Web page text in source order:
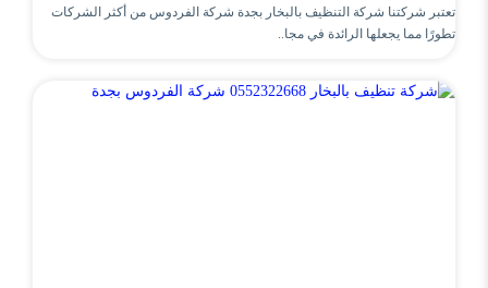
تعتبر شركتنا شركة التنظيف بالبخار بجدة شركة الفردوس من أكثر الشركات
تطورًا مما يجعلها الرائدة في مجا..